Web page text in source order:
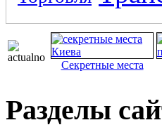
Секретные места
Разделы